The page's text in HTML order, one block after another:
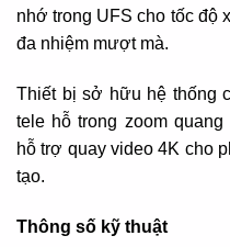
nhớ trong UFS cho tốc độ
đa nhiệm mượt mà.
Thiết bị sở hữu hệ thống
tele hỗ trong zoom
hỗ trợ quay video 4K cho
tạo.
Thông số kỹ thuật